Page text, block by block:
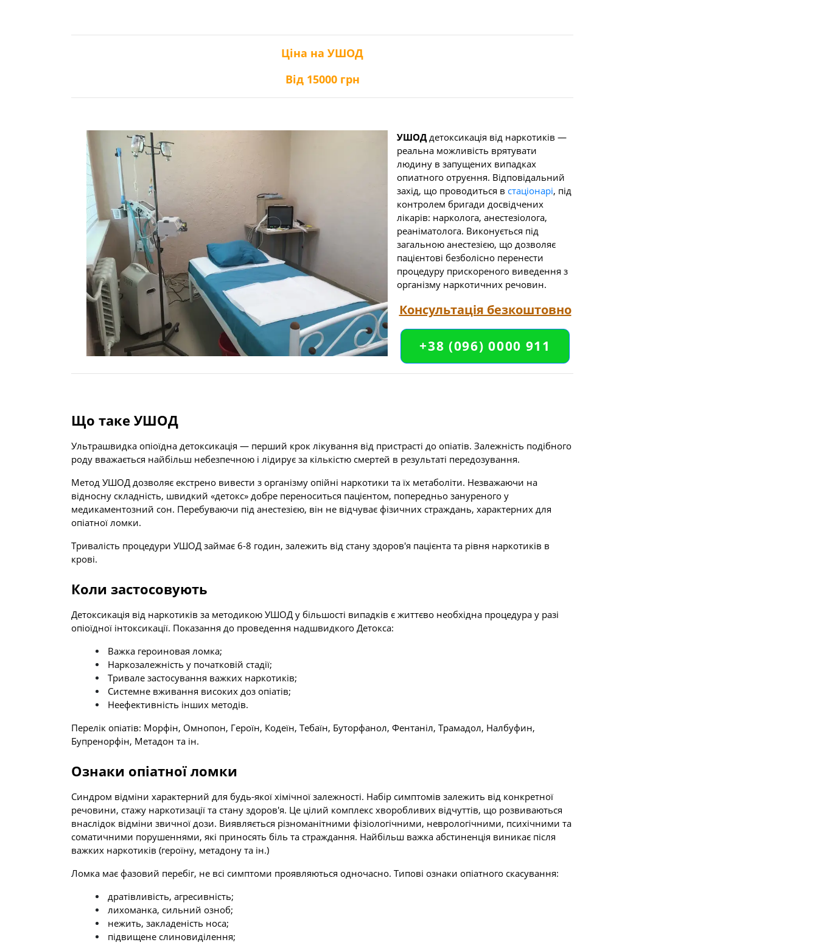
Ціна на УШОД
Від 15000 грн
УШОДдетоксикація від наркотиків —
реальна можливість врятувати
людину в запущених випадках
опиатного отруєння. Відповідальний
захід, що проводиться в стаціонарі, під
контролем бригади досвідчених
лікарів: нарколога, анестезіолога,
реаніматолога. Виконується під
загальною анестезією, що дозволяє
пацієнтові безболісно перенести
процедуру прискореного виведення з
організму наркотичних речовин.
Консультація безкоштовно
+38 (096) 0000 911
Що таке УШОД
Ультрашвидка опіоїдна детоксикація — перший крок лікування від пристрасті до опіатів. Залежність подібного
роду вважається найбільш небезпечною і лідирує за кількістю смертей в результаті передозування.
Метод УШОД дозволяє екстрено вивести з організму опійні наркотики та їх метаболіти. Незважаючи на
відносну складність, швидкий «детокс» добре переноситься пацієнтом, попередньо зануреного у
медикаментозний сон. Перебуваючи під анестезією, він не відчуває фізичних страждань, характерних для
опіатної ломки.
Тривалість процедури УШОД займає 6-8 годин, залежить від стану здоров'я пацієнта та рівня наркотиків в
крові.
Коли застосовують
Детоксикація від наркотиків за методикою УШОД у більшості випадків є життєво необхідна процедура у разі
опіоїдної інтоксикації. Показання до проведення надшвидкого Детокса:
Важка героиновая ломка;
Наркозалежність у початковій стадії;
Тривале застосування важких наркотиків;
Системне вживання високих доз опіатів;
Неефективність інших методів.
Перелік опіатів: Морфін, Омнопон, Героїн, Кодеїн, Тебаїн, Буторфанол, Фентаніл, Трамадол, Налбуфин,
Бупренорфін, Метадон та ін.
Ознаки опіатної ломки
Синдром відміни характерний для будь-якої хімічної залежності. Набір симптомів залежить від конкретної
речовини, стажу наркотизації та стану здоров'я. Це цілий комплекс хворобливих відчуттів, що розвиваються
внаслідок відміни звичної дози. Виявляється різноманітними фізіологічними, неврологічними, психічними та
соматичними порушеннями, які приносять біль та страждання. Найбільш важка абстиненція виникає після
важких наркотиків (героїну, метадону та ін.)
Ломка має фазовий перебіг, не всі симптоми проявляються одночасно. Типові ознаки опіатного скасування:
дратівливість, агресивність;
лихоманка, сильний озноб;
нежить, закладеність носа;
підвищене слиновиділення;